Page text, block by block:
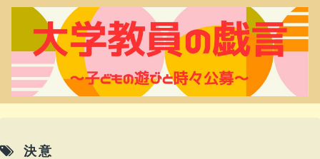
決意